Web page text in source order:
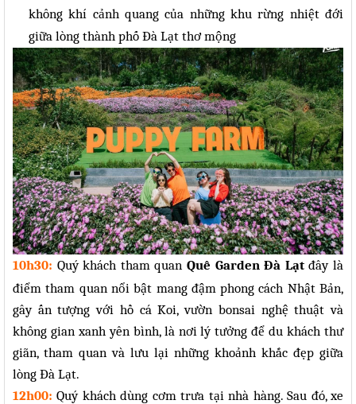
không khí cảnh quang của những khu rừng nhiệt đới
giữa lòng thành phố Đà Lạt thơ mộng
10h30: Quýkhách tham quanQuê Garden Đà Lạtđây là
điểm tham quan nổi bật mang đậm phong cách Nhật Bản,
gây ấn tượng với hồ cá Koi, vườn bonsai nghệ thuật và
không gian xanh yên bình, là nơi lý tưởng để du khách thư
giãn, tham quan và lưu lại những khoảnh khắc đẹp giữa
lòng Đà Lạt.
12h00:Quý khách dùng cơm trưa tại nhà hàng. Sau đó, xe